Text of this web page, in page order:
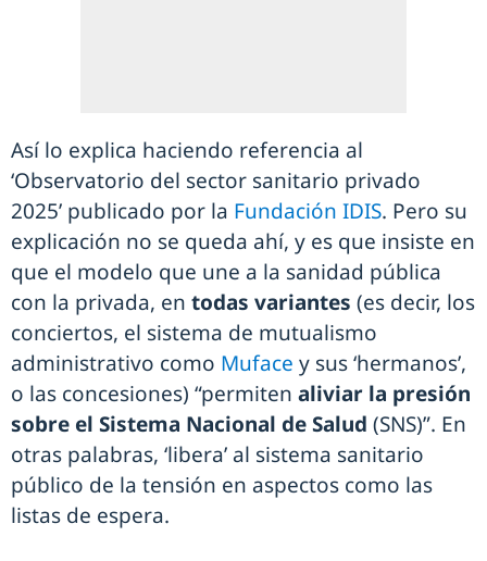
Así lo explica haciendo referencia al
‘Observatorio del sector sanitario privado
2025’ publicado por la Fundación IDIS. Pero su
explicación no se queda ahí, y es que insiste en
que el modelo que une a la sanidad pública
con la privada, en todas variantes (es decir, los
conciertos, el sistema de mutualismo
administrativo como Muface y sus ‘hermanos’,
o las concesiones) “permiten aliviar la presión
sobre el Sistema Nacional de Salud (SNS)”. En
otras palabras, ‘libera’ al sistema sanitario
público de la tensión en aspectos como las
listas de espera.